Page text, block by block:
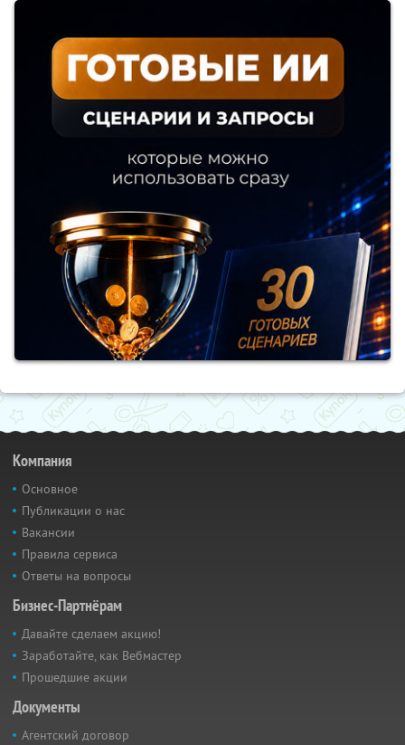
Компания
Основное
Публикации о нас
Вакансии
Правила сервиса
Ответы на вопросы
Бизнес-Партнёрам
Давайте сделаем акцию!
Заработайте, как Вебмастер
Прошедшие акции
Документы
Агентский договор